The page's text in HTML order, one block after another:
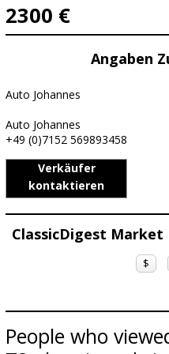
2300 €
Angaben
Auto Johannes
Auto Johannes
+49 (0)7152 569893458
Verkäufer
kontaktieren
ClassicDigest Market
$
People who